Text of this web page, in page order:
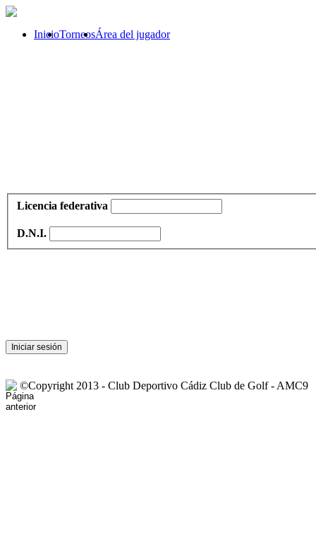
InicioTorneosÁrea del jugador
Licencia federativa
D.N.I.
©Copyright 2013 - Club Deportivo Cádiz Club de Golf - AMC9